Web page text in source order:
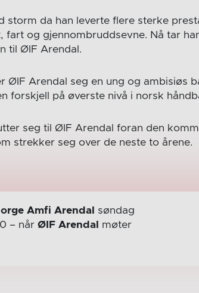
storm da han leverte flere sterke
fart og gjennombruddsevne. Nå tar
til ØIF Arendal.
ØIF Arendal seg en ung og ambisiøs
forskjell på øverste nivå i norsk
seg til ØIF Arendal foran den
strekker seg over de neste to årene.
Amfi Arendal
søndag
– når ØIF Arendal
møter